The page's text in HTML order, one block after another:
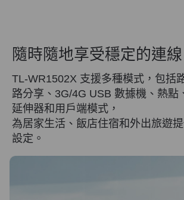
隨時隨地享受穩定的連線
TL-WR1502X 支援多種模式，包括
路分享、3G/4G USB 數據機、熱點
延伸器和用戶端模式，
為居家生活、飯店住宿和外出旅遊
設定。